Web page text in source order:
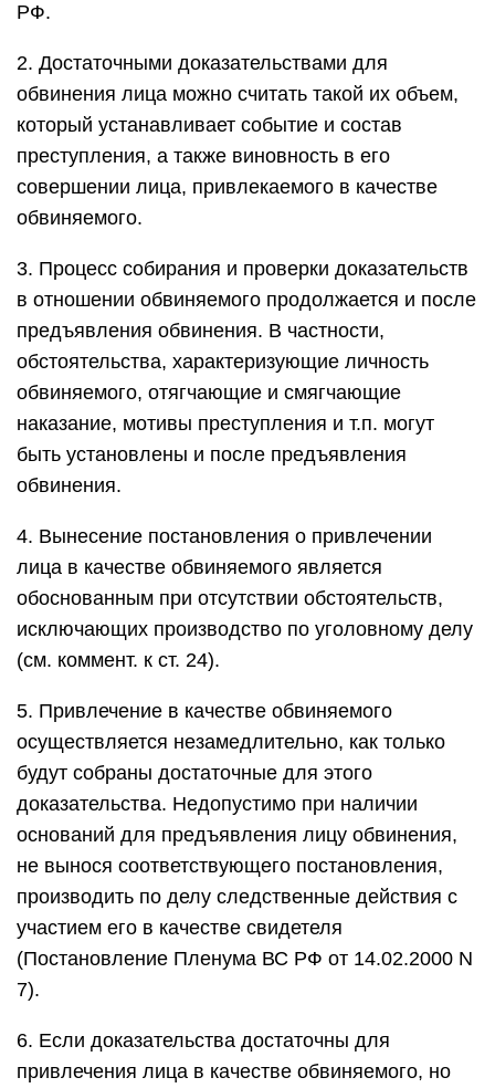
РФ.
2. Достаточными доказательствами для
обвинения лица можно считать такой их объем,
который устанавливает событие и состав
преступления, а также виновность в его
совершении лица, привлекаемого в качестве
обвиняемого.
3. Процесс собирания и проверки доказательств
в отношении обвиняемого продолжается и после
предъявления обвинения. В частности,
обстоятельства, характеризующие личность
обвиняемого, отягчающие и смягчающие
наказание, мотивы преступления и т.п. могут
быть установлены и после предъявления
обвинения.
4. Вынесение постановления о привлечении
лица в качестве обвиняемого является
обоснованным при отсутствии обстоятельств,
исключающих производство по уголовному делу
(см. коммент. к ст. 24).
5. Привлечение в качестве обвиняемого
осуществляется незамедлительно, как только
будут собраны достаточные для этого
доказательства. Недопустимо при наличии
оснований для предъявления лицу обвинения,
не вынося соответствующего постановления,
производить по делу следственные действия с
участием его в качестве свидетеля
(Постановление Пленума ВС РФ от 14.02.2000 N
7).
6. Если доказательства достаточны для
привлечения лица в качестве обвиняемого, но